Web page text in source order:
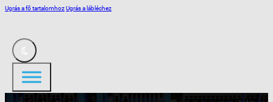
Ugrás a fő tartalomhozUgrás a lábléchez